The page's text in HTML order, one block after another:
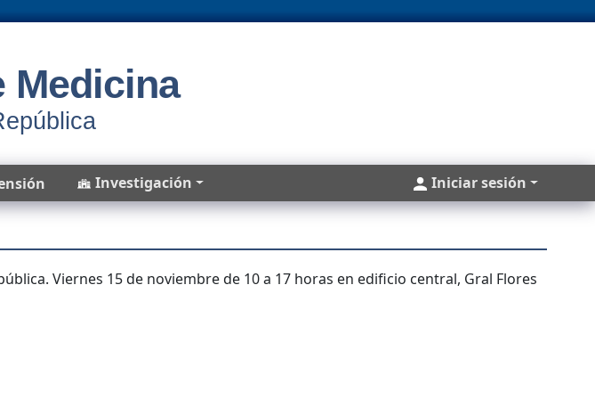
Medicina
Investigación Cuentas
Iniciar sesión
Viernes 15 de noviembre de 10 a 17 horas en edificio central, Gral Flores